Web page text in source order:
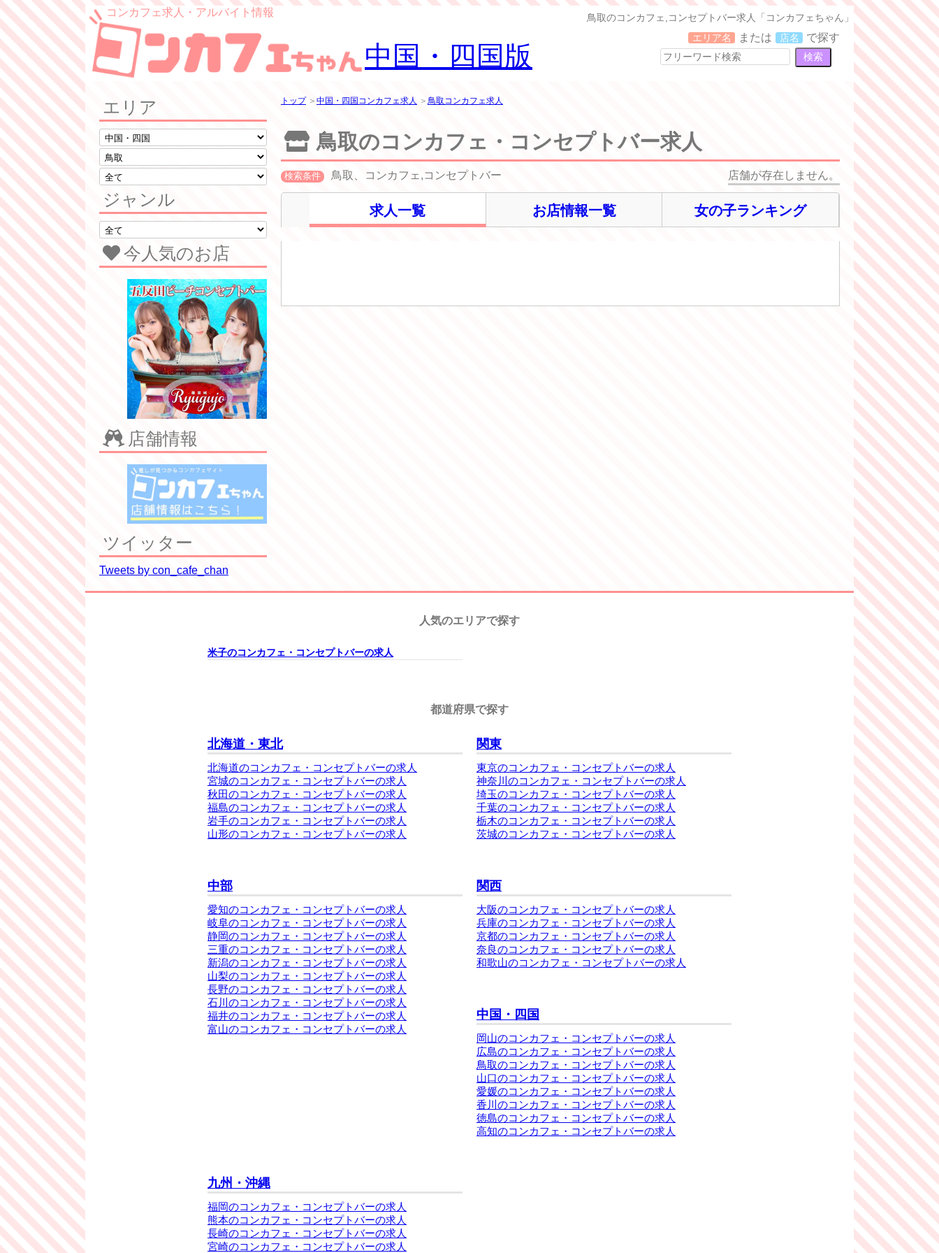
鳥取のコンカフェ,コンセプトバー求人「コンカフェちゃん」
コンカフェ求人・アルバイト情報
中国・四国版
エリア名 または 店名 で探す
エリア
ジャンル
今人気のお店
店舗情報
ツイッター
Tweets by con_cafe_chan
トップ＞ 中国・四国コンカフェ求人 ＞ 鳥取コンカフェ求人
鳥取のコンカフェ・コンセプトバー求人
検索条件 鳥取、コンカフェ,コンセプトバー 店舗が存在しません。
求人一覧 お店情報一覧 女の子ランキング
人気のエリアで探す
米子のコンカフェ・コンセプトバーの求人
都道府県で探す
北海道・東北
北海道のコンカフェ・コンセプトバーの求人
宮城のコンカフェ・コンセプトバーの求人
秋田のコンカフェ・コンセプトバーの求人
福島のコンカフェ・コンセプトバーの求人
岩手のコンカフェ・コンセプトバーの求人
山形のコンカフェ・コンセプトバーの求人
関東
東京のコンカフェ・コンセプトバーの求人
神奈川のコンカフェ・コンセプトバーの求人
埼玉のコンカフェ・コンセプトバーの求人
千葉のコンカフェ・コンセプトバーの求人
栃木のコンカフェ・コンセプトバーの求人
茨城のコンカフェ・コンセプトバーの求人
中部
愛知のコンカフェ・コンセプトバーの求人
岐阜のコンカフェ・コンセプトバーの求人
静岡のコンカフェ・コンセプトバーの求人
三重のコンカフェ・コンセプトバーの求人
新潟のコンカフェ・コンセプトバーの求人
山梨のコンカフェ・コンセプトバーの求人
長野のコンカフェ・コンセプトバーの求人
石川のコンカフェ・コンセプトバーの求人
福井のコンカフェ・コンセプトバーの求人
富山のコンカフェ・コンセプトバーの求人
関西
大阪のコンカフェ・コンセプトバーの求人
兵庫のコンカフェ・コンセプトバーの求人
京都のコンカフェ・コンセプトバーの求人
奈良のコンカフェ・コンセプトバーの求人
和歌山のコンカフェ・コンセプトバーの求人
中国・四国
岡山のコンカフェ・コンセプトバーの求人
広島のコンカフェ・コンセプトバーの求人
鳥取のコンカフェ・コンセプトバーの求人
山口のコンカフェ・コンセプトバーの求人
愛媛のコンカフェ・コンセプトバーの求人
香川のコンカフェ・コンセプトバーの求人
徳島のコンカフェ・コンセプトバーの求人
高知のコンカフェ・コンセプトバーの求人
九州・沖縄
福岡のコンカフェ・コンセプトバーの求人
熊本のコンカフェ・コンセプトバーの求人
長崎のコンカフェ・コンセプトバーの求人
宮崎のコンカフェ・コンセプトバーの求人